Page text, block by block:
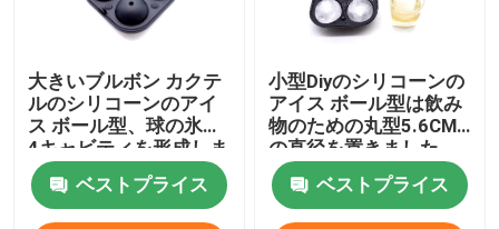
大きいブルボン カクテ
ルのシリコーンのアイ
ス ボール型、球の氷は
4キャビティを形成しま
す
ベストプライス
小型Diyのシリコーンの
アイス ボール型は飲み
物のための丸型5.6CM
の直径を置きました
ベストプライス